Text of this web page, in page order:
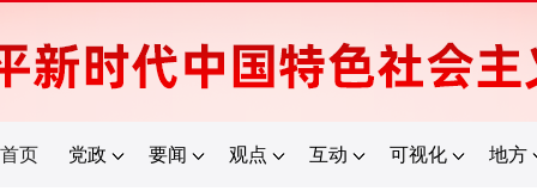
首页 党政 要闻 观点 互动 可视化 地方